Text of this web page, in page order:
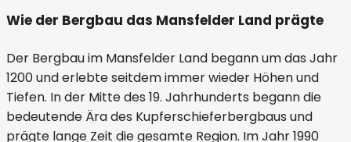
Wie der Bergbau das Mansfelder Land prägte
Der Bergbau im Mansfelder Land begann um das Jahr
1200 und erlebte seitdem immer wieder Höhen und
Tiefen. In der Mitte des 19. Jahrhunderts begann die
bedeutende Ära des Kupferschieferbergbaus und
prägte lange Zeit die gesamte Region. Im Jahr 1990